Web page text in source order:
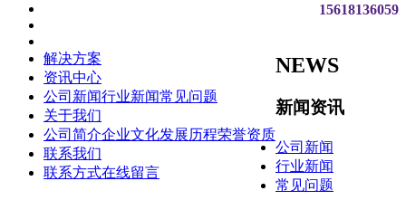
15618136059
解决方案
资讯中心
公司新闻行业新闻常见问题
关于我们
公司简介企业文化发展历程荣誉资质
联系我们
联系方式在线留言
NEWS
新闻资讯
公司新闻
行业新闻
常见问题